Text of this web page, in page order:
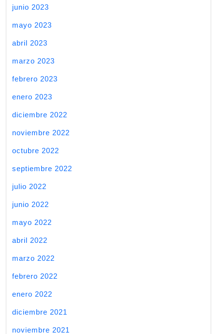
junio 2023
mayo 2023
abril 2023
marzo 2023
febrero 2023
enero 2023
diciembre 2022
noviembre 2022
octubre 2022
septiembre 2022
julio 2022
junio 2022
mayo 2022
abril 2022
marzo 2022
febrero 2022
enero 2022
diciembre 2021
noviembre 2021